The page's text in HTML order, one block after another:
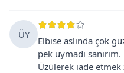
ÜY
Elbise aslında çok
pek uymadı
Üzülerek iade etmek